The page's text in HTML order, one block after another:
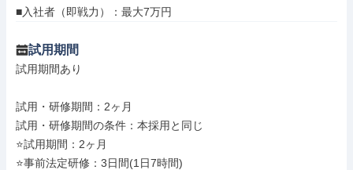
■入社者（即戦力）：最大7万円
試用期間
試用期間あり
試用・研修期間：2ヶ月
試用・研修期間の条件：本採用と同じ
⭐試用期間：2ヶ月
⭐事前法定研修：3日間(1日7時間)